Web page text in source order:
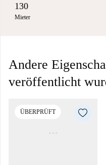
130
Mieter
Andere
veröffentlicht
ÜBERPRÜFT